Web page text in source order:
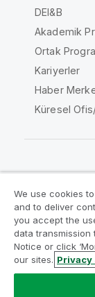
DEI&B
Akademik
Ortak
Kariyerler
Haber
Küresel
Yasal
Legal Policies
Kullanım
Do Not Share
Telif Hakkı ©
We use cookies
and to deliver
you accept the
data transmission
Notice or click
our sites. Privacy